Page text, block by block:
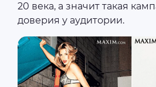
20 века, а значит такая
доверия у аудитории.